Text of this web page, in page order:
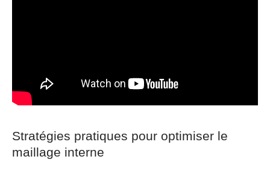
Stratégies pratiques pour optimiser le
maillage interne